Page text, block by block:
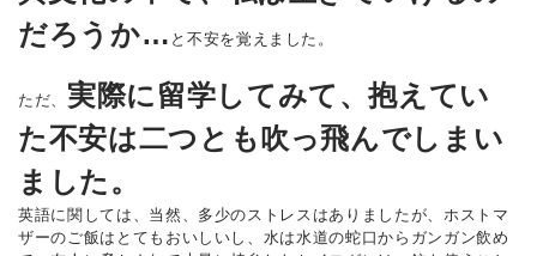
だろうか… と不安を覚えました。
ただ、 実際に留学してみて、抱えてい
た不安は二つとも吹っ飛んでしまい
ました。
英語に関しては、当然、多少のストレスはありましたが、ホストマ
ザーのご飯はとてもおいしいし、水は水道の蛇口からガンガン飲め